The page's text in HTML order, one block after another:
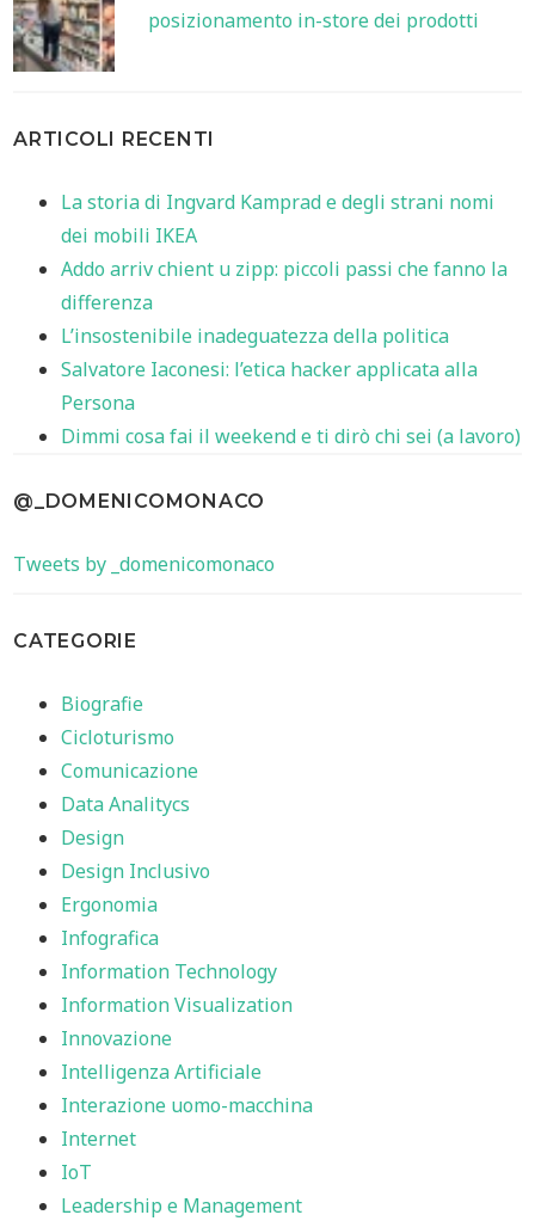
posizionamento in-store dei prodotti
ARTICOLI RECENTI
La storia di Ingvard Kamprad e degli strani nomi
dei mobili IKEA
Addo arriv chient u zipp: piccoli passi che fanno la
differenza
L’insostenibile inadeguatezza della politica
Salvatore Iaconesi: l’etica hacker applicata alla
Persona
Dimmi cosa fai il weekend e ti dirò chi sei (a lavoro)
@_DOMENICOMONACO
Tweets by _domenicomonaco
CATEGORIE
Biografie
Cicloturismo
Comunicazione
Data Analitycs
Design
Design Inclusivo
Ergonomia
Infografica
Information Technology
Information Visualization
Innovazione
Intelligenza Artificiale
Interazione uomo-macchina
Internet
IoT
Leadership e Management